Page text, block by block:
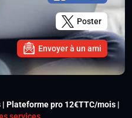
Poster
Envoyer à un ami
Plateforme pro 12€TTC/mois |